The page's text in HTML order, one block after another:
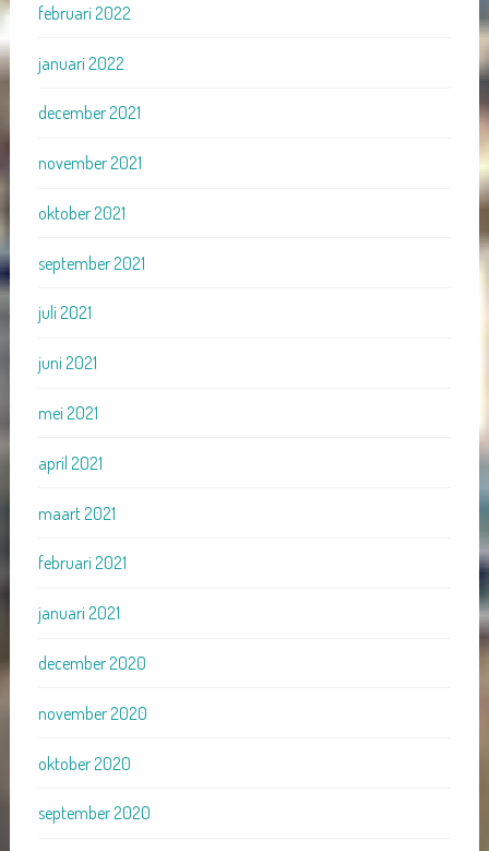
februari 2022
januari 2022
december 2021
november 2021
oktober 2021
september 2021
juli 2021
juni 2021
mei 2021
april 2021
maart 2021
februari 2021
januari 2021
december 2020
november 2020
oktober 2020
september 2020